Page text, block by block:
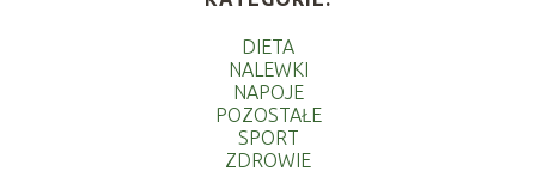
DIETA
NALEWKI
NAPOJE
POZOSTAŁE
SPORT
ZDROWIE